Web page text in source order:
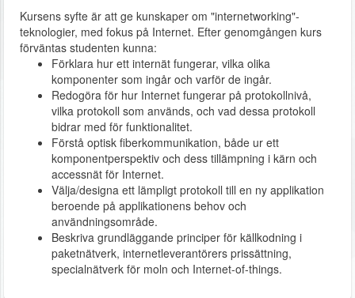
Kursens syfte är att ge kunskaper om "internetworking"-
teknologier, med fokus på Internet. Efter genomgången kurs
förväntas studenten kunna:
Förklara hur ett internät fungerar, vilka olika
komponenter som ingår och varför de ingår.
Redogöra för hur Internet fungerar på protokollnivå,
vilka protokoll som används, och vad dessa protokoll
bidrar med för funktionalitet.
Förstå optisk fiberkommunikation, både ur ett
komponentperspektiv och dess tillämpning i kärn och
accessnät för Internet.
Välja/designa ett lämpligt protokoll till en ny applikation
beroende på applikationens behov och
användningsområde.
Beskriva grundläggande principer för källkodning i
paketnätverk, internetleverantörers prissättning,
specialnätverk för moln och Internet-of-things.